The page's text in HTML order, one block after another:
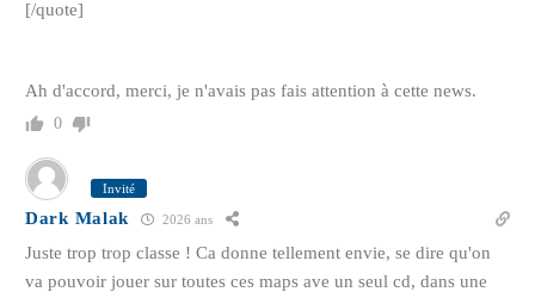
[/quote]
Ah d'accord, merci, je n'avais pas fais attention à cette news.
0
Invité
Dark Malak 2026 ans
Juste trop trop classe ! Ca donne tellement envie, se dire qu'on
va pouvoir jouer sur toutes ces maps ave un seul cd, dans une